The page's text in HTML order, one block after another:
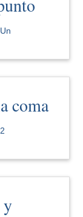
Un
coma
2
y